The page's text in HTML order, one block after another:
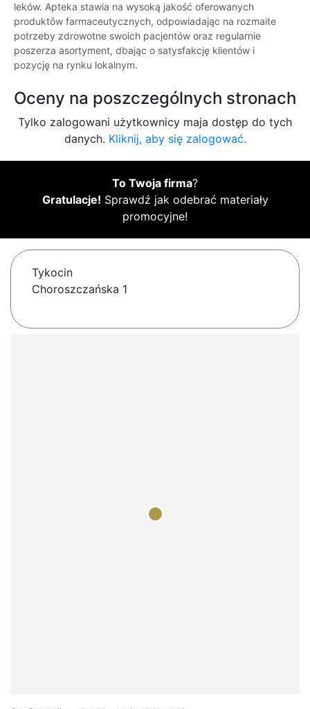
leków. Apteka stawia na wysoką jakość oferowanych
produktów farmaceutycznych, odpowiadając na rozmaite
potrzeby zdrowotne swoich pacjentów oraz regularnie
poszerza asortyment, dbając o satysfakcję klientów i
pozycję na rynku lokalnym.
Oceny na poszczególnych stronach
Tylko zalogowani użytkownicy maja dostęp do tych
danych. Kliknij, aby się zalogować.
To Twoja firma?
Gratulacje! Sprawdź jak odebrać materiały
promocyjne!
Tykocin
Choroszczańska 1